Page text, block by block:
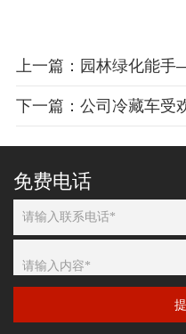
上一篇：园林绿化能
下一篇：公司冷藏车受
免费电话